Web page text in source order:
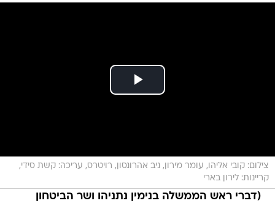
צילום: קובי אליהו, עומר מירון, ניב אהרונסון, רויטרס, עריכה: קשת סידי,
קריינות: לירון בארי
(דברי ראש הממשלה בנימין נתניהו ושר הביטחון